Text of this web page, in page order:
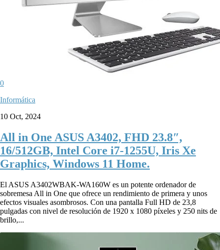
0
Informática
10 Oct, 2024
All in One ASUS A3402, FHD 23.8″,
16/512GB, Intel Core i7-1255U, Iris Xe
Graphics, Windows 11 Home.
El ASUS A3402WBAK-WA160W es un potente ordenador de
sobremesa All in One que ofrece un rendimiento de primera y unos
efectos visuales asombrosos. Con una pantalla Full HD de 23,8
pulgadas con nivel de resolución de 1920 x 1080 píxeles y 250 nits de
brillo,...